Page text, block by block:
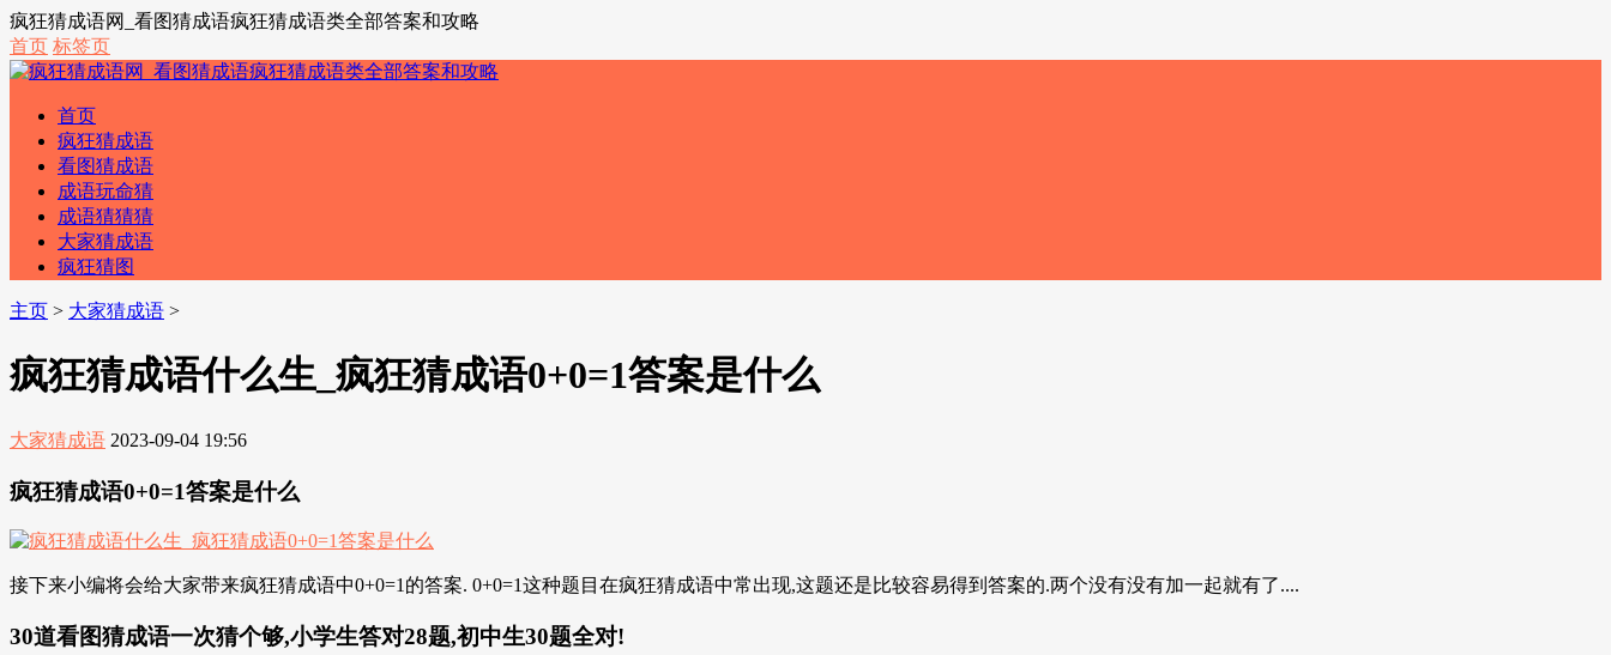
疯狂猜成语网_看图猜成语疯狂猜成语类全部答案和攻略
首页 标签页
首页
疯狂猜成语
看图猜成语
成语玩命猜
成语猜猜猜
大家猜成语
疯狂猜图
主页 > 大家猜成语 >
疯狂猜成语什么生_疯狂猜成语0+0=1答案是什么
大家猜成语 2023-09-04 19:56
疯狂猜成语0+0=1答案是什么
接下来小编将会给大家带来疯狂猜成语中0+0=1的答案. 0+0=1这种题目在疯狂猜成语中常出现,这题还是比较容易得到答案的.两个没有没有加一起就有了....
30道看图猜成语一次猜个够,小学生答对28题,初中生30题全对!